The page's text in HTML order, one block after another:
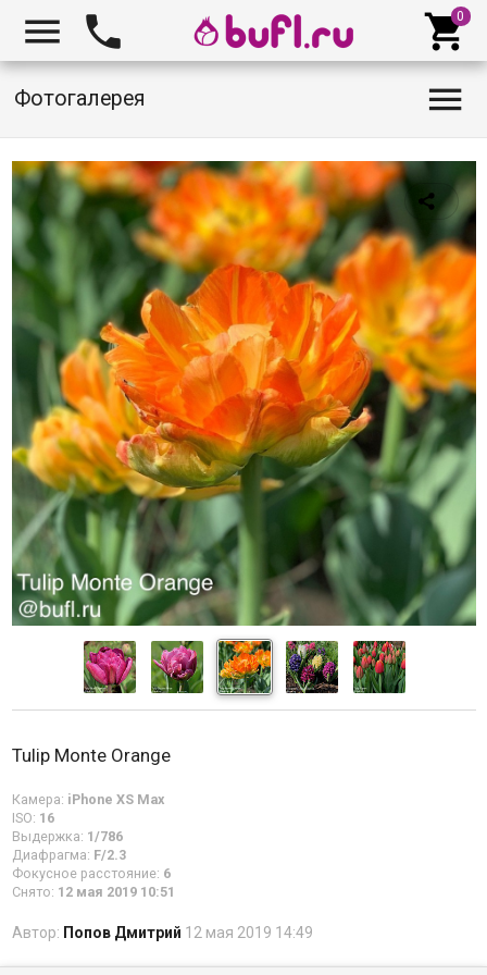
  
Фотогалерея 
Tulip Monte Orange
Камера: iPhone XS Max
ISO: 16
Выдержка: 1/786
Диафрагма: F/2.3
Фокусное расстояние: 6
Снято: 12 мая 2019 10:51
Автор: Попов Дмитрий 12 мая 2019 14:49